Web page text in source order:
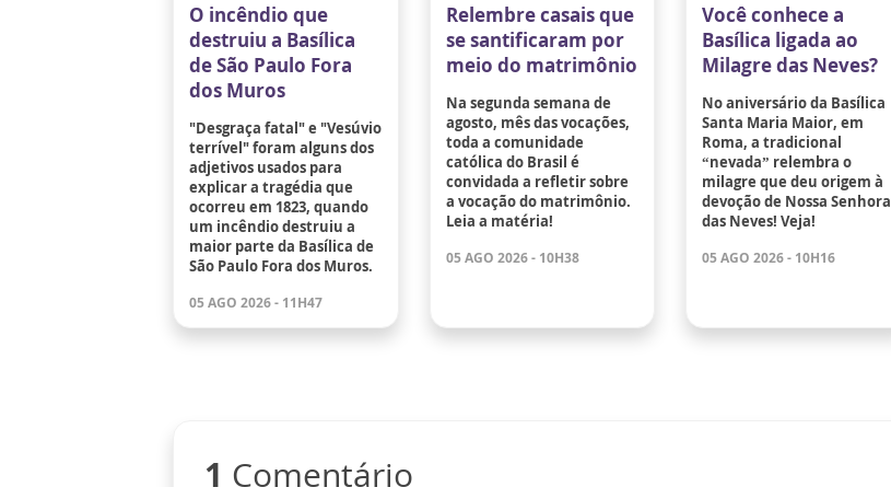
O incêndio que
destruiu a Basílica
de São Paulo Fora
dos Muros
"Desgraça fatal" e "Vesúvio
terrível" foram alguns dos
adjetivos usados para
explicar a tragédia que
ocorreu em 1823, quando
um incêndio destruiu a
maior parte da Basílica de
São Paulo Fora dos Muros.
05 AGO 2026 - 11H47
Relembre casais que
se santificaram por
meio do matrimônio
Na segunda semana de
agosto, mês das vocações,
toda a comunidade
católica do Brasil é
convidada a refletir sobre
a vocação do matrimônio.
Leia a matéria!
05 AGO 2026 - 10H38
Você conhece a
Basílica ligada ao
Milagre das Neves?
No aniversário da Basílica
Santa Maria Maior, em
Roma, a tradicional
“nevada” relembra o
milagre que deu origem à
devoção de Nossa Senhora
das Neves! Veja!
05 AGO 2026 - 10H16
1 Comentário